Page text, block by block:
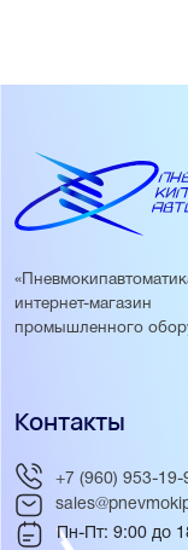
интернет-магазин
промышленного
Контакты
+7 (960) 953-19-
Пн-Пт: 9:00 до